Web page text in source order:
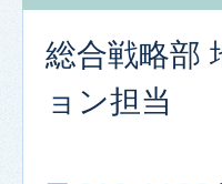
総合戦略部
ョン担当